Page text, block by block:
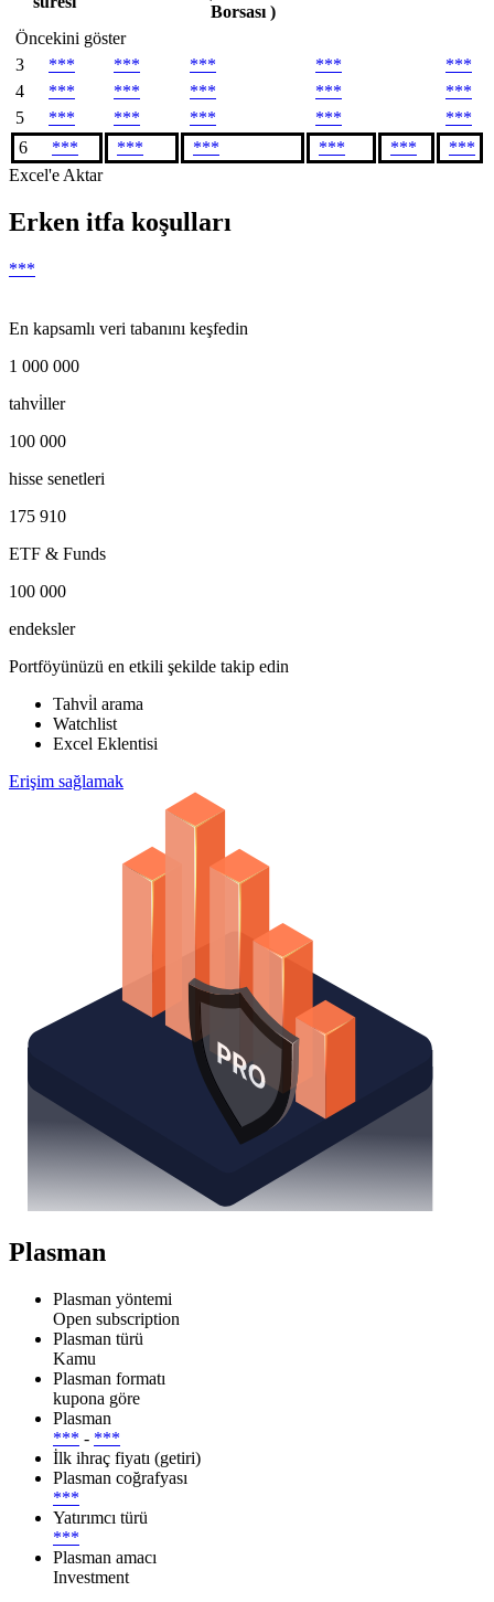
Borsası )
Öncekini göster
3
*** *** *** ***
***
4
*** *** *** ***
***
5
*** *** *** ***
***
6
*** *** *** *** ***
***
Excel'e Aktar
Erken itfa koşulları
***
En kapsamlı veri tabanını keşfedin
1 000 000
tahvi̇ller
100 000
hisse senetleri
175 910
ETF & Funds
100 000
endeksler
Portföyünüzü en etkili şekilde takip edin
Tahvi̇l arama
Watchlist
Excel Eklentisi
Erişim sağlamak
Plasman
Plasman yöntemi
Open subscription
Plasman türü
Kamu
Plasman formatı
kupona göre
Plasman
*** - ***
İlk ihraç fiyatı (getiri)
Plasman coğrafyası
***
Yatırımcı türü
***
Plasman amacı
Investment